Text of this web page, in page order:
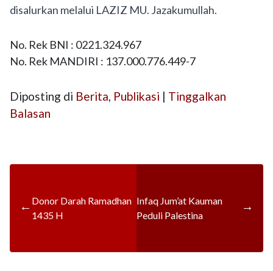
disalurkan melalui LAZIZ MU. Jazakumullah.
No. Rek BNI : 0221.324.967
No. Rek MANDIRI : 137.000.776.449-7
Diposting di Berita, Publikasi | Tinggalkan
Balasan
← Donor Darah Ramadhan
1435 H
Infaq Jum’at Kauman
Peduli Palestina
→